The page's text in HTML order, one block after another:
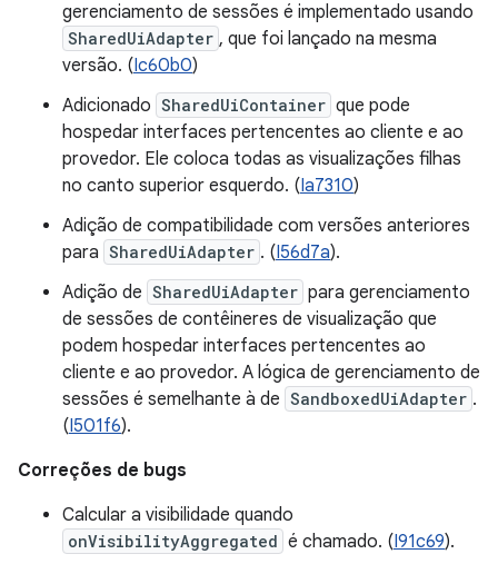
gerenciamento de sessões é implementado usando
SharedUiAdapter , que foi lançado na mesma
versão. (Ic60b0)
Adicionado SharedUiContainer que pode
hospedar interfaces pertencentes ao cliente e ao
provedor. Ele coloca todas as visualizações filhas
no canto superior esquerdo. (Ia7310)
Adição de compatibilidade com versões anteriores
para SharedUiAdapter . (I56d7a).
Adição de SharedUiAdapter para gerenciamento
de sessões de contêineres de visualização que
podem hospedar interfaces pertencentes ao
cliente e ao provedor. A lógica de gerenciamento de
sessões é semelhante à de SandboxedUiAdapter .
(I501f6).
Correções de bugs
Calcular a visibilidade quando
onVisibilityAggregated é chamado. (I91c69).